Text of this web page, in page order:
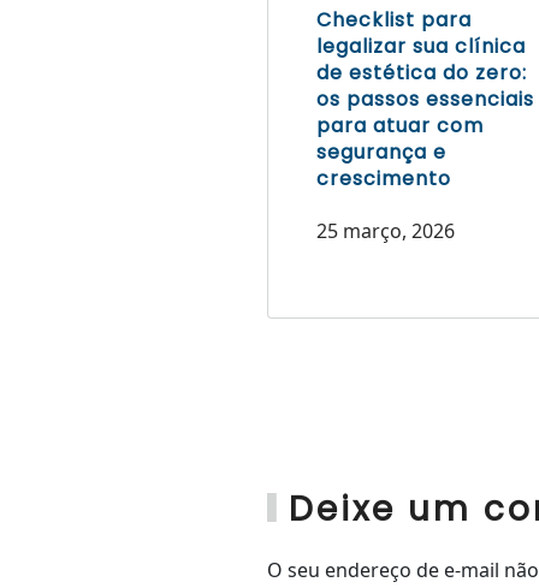
Checklist para
legalizar sua clínica
de estética do zero:
os passos essenciais
para atuar com
segurança e
crescimento
25 março, 2026
Deixe um
O seu endereço de e-mail